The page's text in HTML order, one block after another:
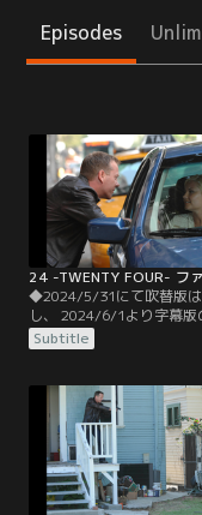
Episodes
◆2024/5/31にて吹替版は
し、 2024/6/1より字幕版
信となります。予めご了承
い。◆字幕／第01話 4：00
歴史的な瞬間を目前に国
戒態勢が敷かれていた。カ
のハッサン大統領が核兵器
止を含む和平協定に調印す
っていたのだ。
Subtitle